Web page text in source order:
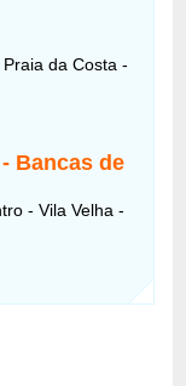
da Costa -
Bancas de
- Vila Velha -